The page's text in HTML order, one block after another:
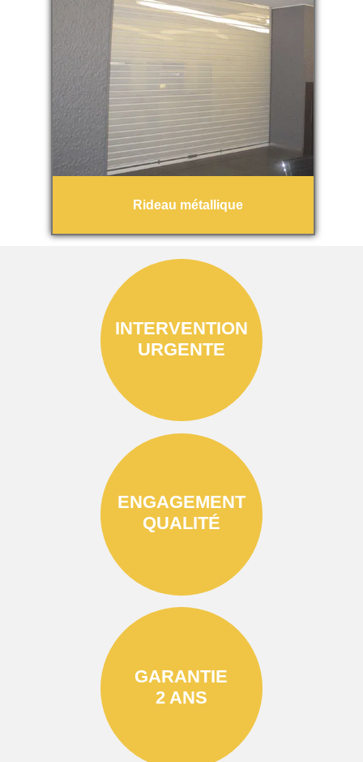
Rideau métallique
INTERVENTION
URGENTE
ENGAGEMENT
QUALITÉ
GARANTIE
2 ANS